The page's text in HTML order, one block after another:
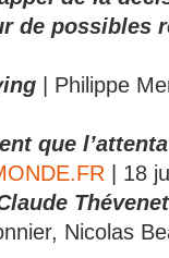
de possibles
| Philippe
que
| 18
Nicolas